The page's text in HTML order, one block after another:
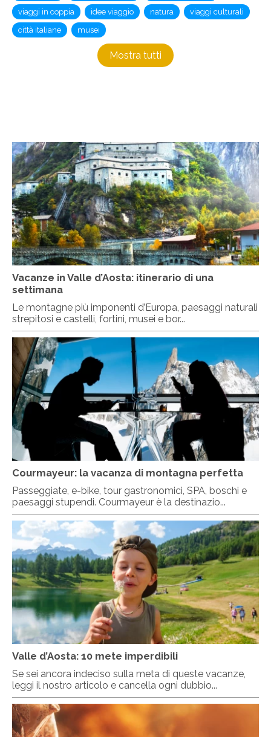
viaggi in coppia
idee viaggio natura
viaggi culturali
città italiane
musei
Mostra tutti
Vacanze in Valle d’Aosta: itinerario di una
settimana
Le montagne più imponenti d’Europa, paesaggi naturali
strepitosi e castelli, fortini, musei e bor...
Courmayeur: la vacanza di montagna perfetta
Passeggiate, e-bike, tour gastronomici, SPA, boschi e
paesaggi stupendi. Courmayeur è la destinazio...
Valle d’Aosta: 10 mete imperdibili
Se sei ancora indeciso sulla meta di queste vacanze,
leggi il nostro articolo e cancella ogni dubbio...